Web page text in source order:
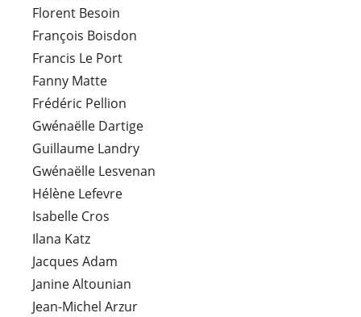
Florent Besoin
François Boisdon
Francis Le Port
Fanny Matte
Frédéric Pellion
Gwénaëlle Dartige
Guillaume Landry
Gwénaëlle Lesvenan
Hélène Lefevre
Isabelle Cros
Ilana Katz
Jacques Adam
Janine Altounian
Jean-Michel Arzur